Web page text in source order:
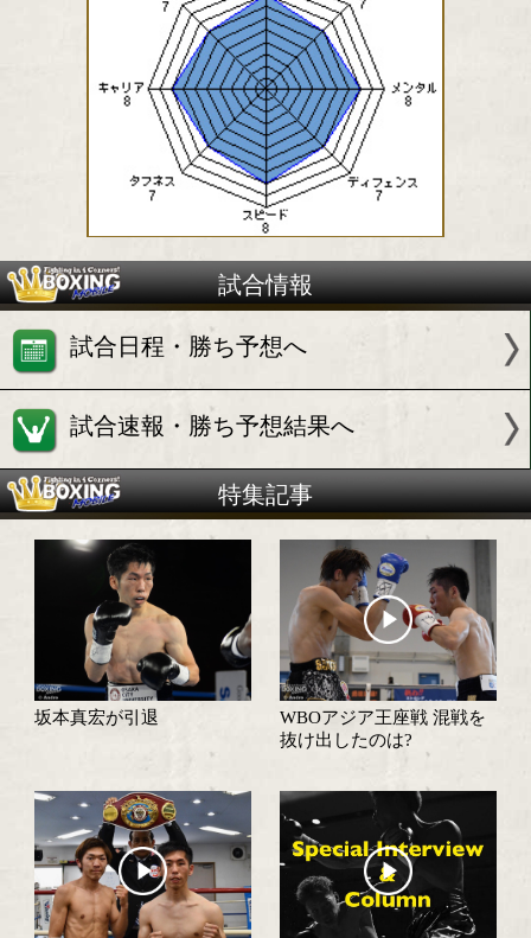
VS
WBO-AP#3,日本#4
阪下 優友(角海老宝石)
試合情報
試合日程・勝ち予想へ
試合速報・勝ち予想結果へ
特集記事